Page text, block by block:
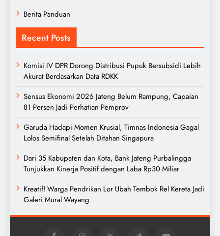
Berita Panduan
Recent Posts
Komisi IV DPR Dorong Distribusi Pupuk Bersubsidi Lebih
Akurat Berdasarkan Data RDKK
Sensus Ekonomi 2026 Jateng Belum Rampung, Capaian
81 Persen Jadi Perhatian Pemprov
Garuda Hadapi Momen Krusial, Timnas Indonesia Gagal
Lolos Semifinal Setelah Ditahan Singapura
Dari 35 Kabupaten dan Kota, Bank Jateng Purbalingga
Tunjukkan Kinerja Positif dengan Laba Rp30 Miliar
Kreatif! Warga Pendrikan Lor Ubah Tembok Rel Kereta Jadi
Galeri Mural Wayang